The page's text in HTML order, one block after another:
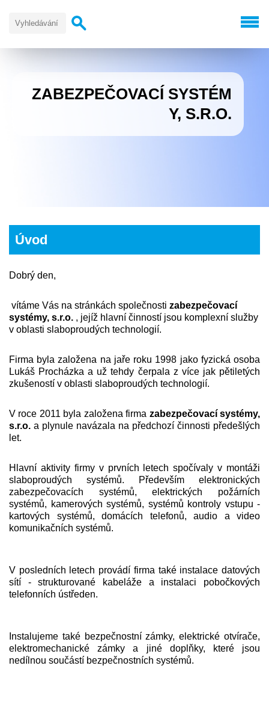
ZABEZPEČOVACÍ SYSTÉM
Y, S.R.O.
Úvod
Dobrý den,
vítáme Vás na stránkách společnosti zabezpečovací
systémy, s.r.o. , jejíž hlavní činností jsou komplexní služby
v oblasti slaboproudých technologií.
Firma byla založena na jaře roku 1998 jako fyzická osoba
Lukáš Procházka a už tehdy čerpala z více jak pětiletých
zkušeností v oblasti slaboproudých technologií.
V roce 2011 byla založena firma zabezpečovací systémy,
s.r.o. a plynule navázala na předchozí činnosti předešlých
let.
Hlavní aktivity firmy v prvních letech spočívaly v montáži
slaboproudých systémů. Především elektronických
zabezpečovacích systémů, elektrických požárních
systémů, kamerových systémů, systémů kontroly vstupu -
kartových systémů, domácích telefonů, audio a video
komunikačních systémů.
V posledních letech provádí firma také instalace datových
sítí - strukturované kabeláže a instalaci pobočkových
telefonních ústředen.
Instalujeme také bezpečnostní zámky, elektrické otvírače,
elektromechanické zámky a jiné doplňky, které jsou
nedílnou součástí bezpečnostních systémů.